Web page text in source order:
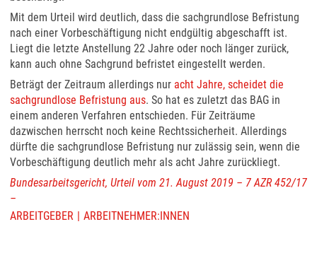
Mit dem Urteil wird deutlich, dass die sachgrundlose Befristung
nach einer Vorbeschäftigung nicht endgültig abgeschafft ist.
Liegt die letzte Anstellung 22 Jahre oder noch länger zurück,
kann auch ohne Sachgrund befristet eingestellt werden.
Beträgt der Zeitraum allerdings nur acht Jahre, scheidet die
sachgrundlose Befristung aus. So hat es zuletzt das BAG in
einem anderen Verfahren entschieden. Für Zeiträume
dazwischen herrscht noch keine Rechtssicherheit. Allerdings
dürfte die sachgrundlose Befristung nur zulässig sein, wenn die
Vorbeschäftigung deutlich mehr als acht Jahre zurückliegt.
Bundesarbeitsgericht, Urteil vom 21. August 2019 – 7 AZR 452/17
–
ARBEITGEBER
ARBEITNEHMER:INNEN